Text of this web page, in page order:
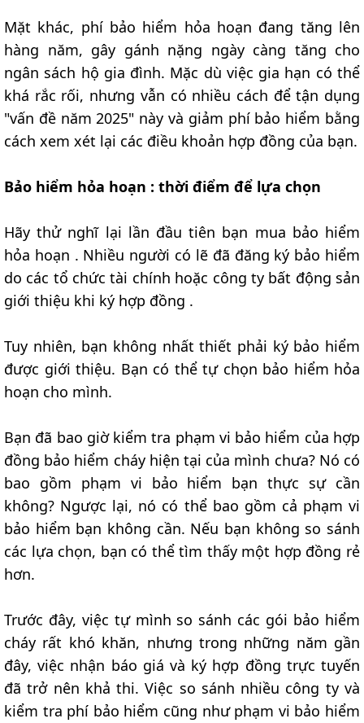
Mặt khác, phí bảo hiểm hỏa hoạn đang tăng lên
hàng năm, gây gánh nặng ngày càng tăng cho
ngân sách hộ gia đình. Mặc dù việc gia hạn có thể
khá rắc rối, nhưng vẫn có nhiều cách để tận dụng
"vấn đề năm 2025" này và giảm phí bảo hiểm bằng
cách xem xét lại các điều khoản hợp đồng của bạn.
Bảo hiểm hỏa hoạn : thời điểm để lựa chọn
Hãy thử nghĩ lại lần đầu tiên bạn mua bảo hiểm
hỏa hoạn . Nhiều người có lẽ đã đăng ký bảo hiểm
do các tổ chức tài chính hoặc công ty bất động sản
giới thiệu khi ký hợp đồng .
Tuy nhiên, bạn không nhất thiết phải ký bảo hiểm
được giới thiệu. Bạn có thể tự chọn bảo hiểm hỏa
hoạn cho mình.
Bạn đã bao giờ kiểm tra phạm vi bảo hiểm của hợp
đồng bảo hiểm cháy hiện tại của mình chưa? Nó có
bao gồm phạm vi bảo hiểm bạn thực sự cần
không? Ngược lại, nó có thể bao gồm cả phạm vi
bảo hiểm bạn không cần. Nếu bạn không so sánh
các lựa chọn, bạn có thể tìm thấy một hợp đồng rẻ
hơn.
Trước đây, việc tự mình so sánh các gói bảo hiểm
cháy rất khó khăn, nhưng trong những năm gần
đây, việc nhận báo giá và ký hợp đồng trực tuyến
đã trở nên khả thi. Việc so sánh nhiều công ty và
kiểm tra phí bảo hiểm cũng như phạm vi bảo hiểm